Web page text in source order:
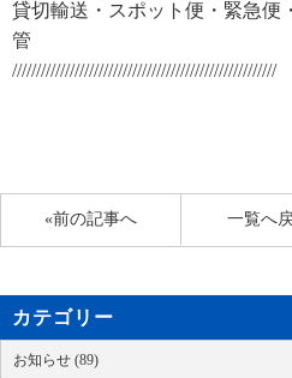
貸切輸送・スポット便・緊急便
管
///////////////////////////////////////////////////////
«前の記事へ 一覧へ
カテゴリー
お知らせ (89)